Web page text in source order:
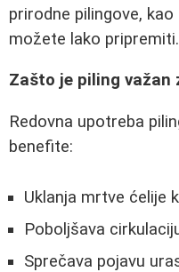
prirodne pilingove,
možete lako pripremiti.
Zašto je piling važan
Redovna upotreba
benefite:
Uklanja mrtve ćelije
Poboljšava
Sprečava pojavu